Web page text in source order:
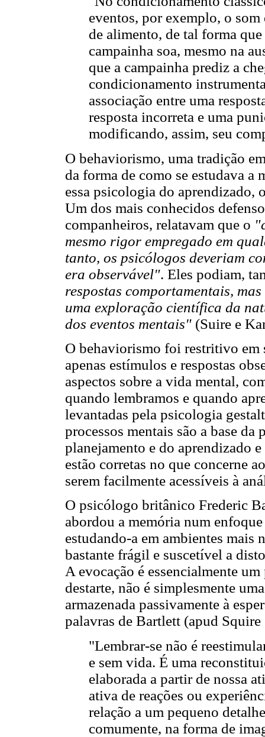
eventos, por exemplo, o som
de alimento, de tal forma
campainha soa, mesmo na
que a campainha prediz a
condicionamento
associação entre uma
resposta incorreta e uma
modificando, assim, seu
O behaviorismo, uma tradição
da forma de como se estudava a
essa psicologia do aprendizado,
Um dos mais conhecidos
companheiros, relatavam que o
mesmo rigor empregado em
tanto, os psicólogos deveriam
era observável". Eles podiam,
respostas comportamentais,
uma exploração científica da
dos eventos mentais" (Suire e
O behaviorismo foi restritivo em
apenas estímulos e respostas
aspectos sobre a vida mental,
quando lembramos e quando
levantadas pela psicologia
processos mentais são a base da
planejamento e do aprendizado
estão corretas no que concerne
serem facilmente acessíveis à
O psicólogo britânico Frederic
abordou a memória num
estudando-a em ambientes mais
bastante frágil e suscetível a
A evocação é essencialmente
destarte, não é simplesmente
armazenada passivamente à
palavras de Bartlett (apud
"Lembrar-se não é
e sem vida. É uma
elaborada a partir de nossa
ativa de reações ou
relação a um pequeno
comumente, na forma de